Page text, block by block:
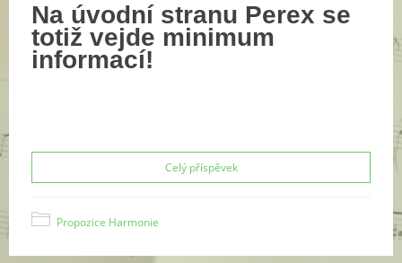
Na úvodní stranu Perex se
totiž vejde minimum
informací!
Celý příspěvek
Propozice Harmonie